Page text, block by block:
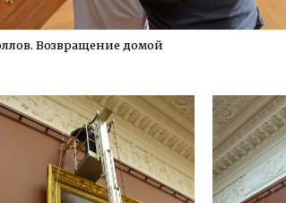
Возвращение домой